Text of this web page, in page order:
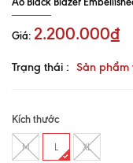
Giá: 2.200.000₫
Trạng thái : Sản phẩm
Kích thước
M L XL